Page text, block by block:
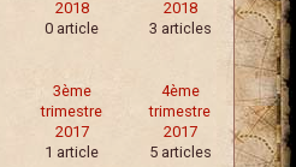
2018
0 article
2018
3 articles
3ème
trimestre
2017
1 article
4ème
trimestre
2017
5 articles